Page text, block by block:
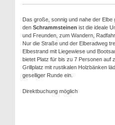
Das große, sonnig und nahe der
den Schrammsteinen ist die ideale
und Freunden, zum Wandern,
Nur die Straße und der Elberadweg
Elbestrand mit Liegewiese und
bietet Platz für bis zu 7 Personen auf
Grillplatz mit rustikalen Holzbänken
geselliger Runde ein.
Direktbuchung möglich